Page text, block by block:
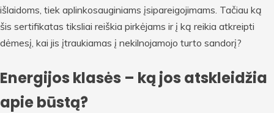
išlaidoms, tiek aplinkosauginiams įsipareigojimams. Tačiau ką
šis sertifikatas tiksliai reiškia pirkėjams ir į ką reikia atkreipti
dėmesį, kai jis įtraukiamas į nekilnojamojo turto sandorį?
Energijos klasės – ką jos atskleidžia
apie būstą?